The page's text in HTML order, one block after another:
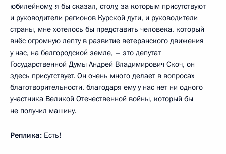
юбилейному, я бы сказал, столу, за которым присутствуют
и руководители регионов Курской дуги, и руководители
страны, мне хотелось бы представить человека, который
внёс огромную лепту в развитие ветеранского движения
у нас, на белгородской земле, – это депутат
Государственной Думы Андрей Владимирович Скоч, он
здесь присутствует. Он очень много делает в вопросах
благотворительности, благодаря ему у нас нет ни одного
участника Великой Отечественной войны, который бы
не получил машину.
Реплика: Есть!